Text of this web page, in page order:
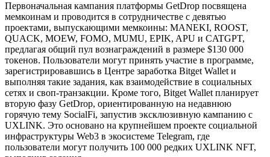
Первоначальная кампания платформы GetDrop посвящена
мемкоинам и проводится в сотрудничестве с девятью
проектами, выпускающими мемкоины: MANEKI, ROOST,
QUACK, MOEW, FOMO, MUMU, EPIK, APU и CATGPT,
предлагая общий пул вознаграждений в размере $130 000
токенов. Пользователи могут принять участие в программе,
зарегистрировавшись в Центре заработка Bitget Wallet и
выполняя такие задания, как взаимодействие в социальных
сетях и своп-транзакции. Кроме того, Bitget Wallet планирует
вторую фазу GetDrop, ориентированную на недавнюю
горячую тему SocialFi, запустив эксклюзивную кампанию с
UXLINK. Это основано на крупнейшем проекте социальной
инфраструктуры Web3 в экосистеме Telegram, где
пользователи могут получить 100 000 редких UXLINK NFT,